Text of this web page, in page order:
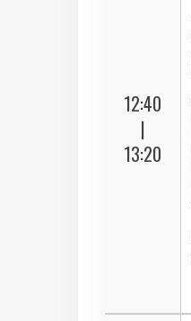
12:40
|
13:20